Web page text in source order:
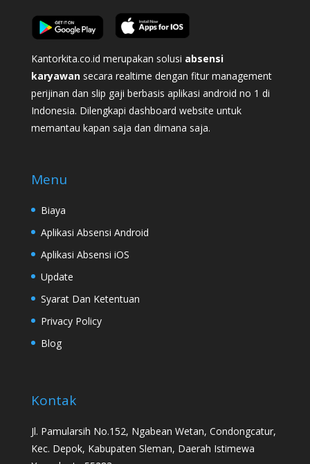
Kantorkita.co.id merupakan solusi absensi
karyawan secara realtime dengan fitur management
perijinan dan slip gaji berbasis aplikasi android no 1 di
Indonesia. Dilengkapi dashboard website untuk
memantau kapan saja dan dimana saja.
Menu
Biaya
Aplikasi Absensi Android
Aplikasi Absensi iOS
Update
Syarat Dan Ketentuan
Privacy Policy
Blog
Kontak
Jl. Pamularsih No.152, Ngabean Wetan, Condongcatur,
Kec. Depok, Kabupaten Sleman, Daerah Istimewa